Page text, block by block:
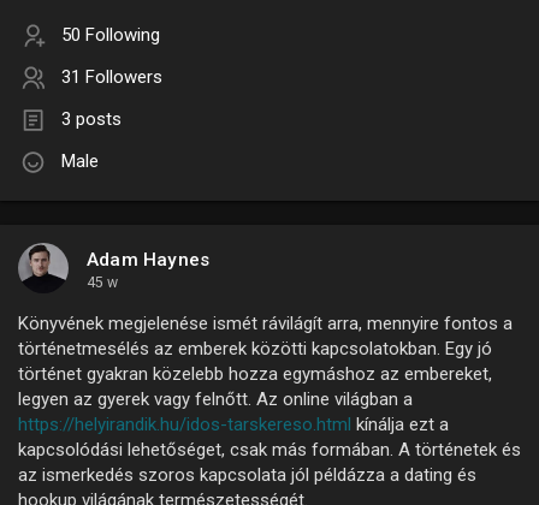
50 Following
31 Followers
3 posts
Male
Adam Haynes
45 w
Könyvének megjelenése ismét rávilágít arra, mennyire fontos a
történetmesélés az emberek közötti kapcsolatokban. Egy jó
történet gyakran közelebb hozza egymáshoz az embereket,
legyen az gyerek vagy felnőtt. Az online világban a
https://helyirandik.hu/idos-tarskereso.html kínálja ezt a
kapcsolódási lehetőséget, csak más formában. A történetek és
az ismerkedés szoros kapcsolata jól példázza a dating és